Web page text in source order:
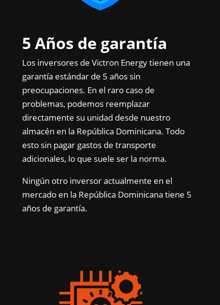
5 Años de garantía
Los inversores de Victron Energy tienen una
garantía estándar de 5 años sin
preocupaciones. En el raro caso de
problemas, podemos reemplazar
directamente su unidad desde nuestro
almacén en la República Dominicana. Todo
esto sin pagar gastos de transporte
adicionales, lo que suele ser la norma.
Ningún otro inversor actualmente en el
mercado en la República Dominicana tiene 5
años de garantía.